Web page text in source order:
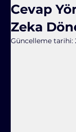
Cevap
Zeka
Güncelleme tarihi: